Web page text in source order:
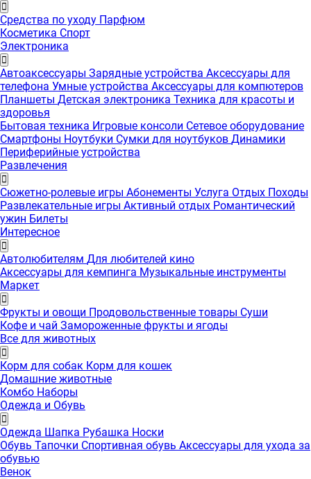
Средства по уходу Парфюм
Косметика Спорт
Электроника
Автоаксессуары Зарядные устройства Аксессуары для
телефона Умные устройства Аксессуары для компютеров
Планшеты Детская электроника Техника для красоты и
здоровья
Бытовая техника Игровые консоли Сетевое оборудование
Смартфоны Ноутбуки Сумки для ноутбуков Динамики
Периферийные устройства
Развлечения
Сюжетно-ролевые игры Абонементы Услуга Отдых Походы
Развлекательные игры Активный отдых Романтический
ужин Билеты
Интересноe
Автолюбителям Для любителей кино
Аксессуары для кемпинга Музыкальные инструменты
Маркет
Фрукты и овощи Продовольственные товары Суши
Кофе и чай Замороженные фрукты и ягоды
Все для животных
Корм для собак Корм для кошек
Домашние животные
Комбо Наборы
Одежда и Обувь
Одежда Шапка Рубашка Носки
Обувь Тапочки Спортивная обувь Аксессуары для ухода за
обувью
Венок